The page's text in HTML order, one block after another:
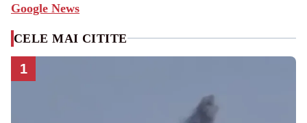
Google News
CELE MAI CITITE
1